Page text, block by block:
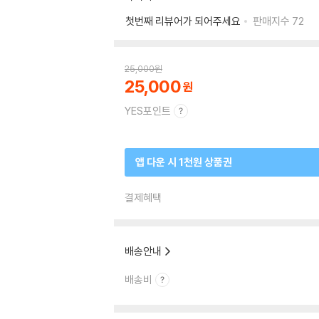
첫번째 리뷰어가 되어주세요
판매지수 72
25,000원
25,000
YES포인트
앱 다운 시 1천원 상품권
결제혜택
배송안내
배송비